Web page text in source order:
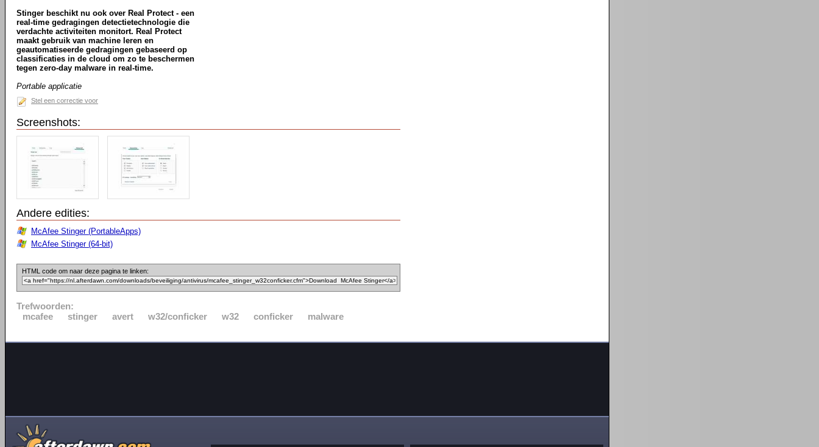
Stinger beschikt nu ook over Real Protect - een
real-time gedragingen detectietechnologie die
verdachte activiteiten monitort. Real Protect
maakt gebruik van machine leren en
geautomatiseerde gedragingen gebaseerd op
classificaties in de cloud om zo te beschermen
tegen zero-day malware in real-time.
Portable applicatie
Stel een correctie voor
Screenshots:
Andere edities:
McAfee Stinger (PortableApps)
McAfee Stinger (64-bit)
HTML code om naar deze pagina te linken:
Trefwoorden:
mcafee
stinger avert w32/conficker w32 conficker malware